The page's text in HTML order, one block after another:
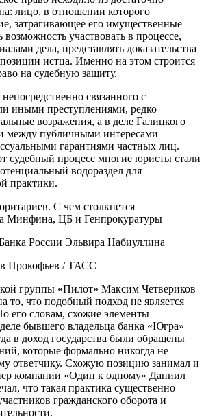
лицо, в отношении которого
затрагивающее его имущественные
участвовать в процессе,
дела, представлять доказательства
истца. Именно на этом строится
на судебную защиту.
связанного с
иными преступлениями, редко
возражения, а в деле Галицкого
между публичными интересами
гарантиями частных лиц.
судебный процесс многие юристы стали
водораздел для
практики.
России Эльвира Набиуллина
Прокофьев / ТАСС
группы «Пилот» Максим Четвериков
то, что подобный подход не является
его словам, схожие элементы
бывшего владельца банка «Югра»
в доход государства были обращены
которые формально никогда не
ответчику. Схожую позицию занимал и
компании «Один к одному» Даниил
что такая практика существенно
гражданского оборота и